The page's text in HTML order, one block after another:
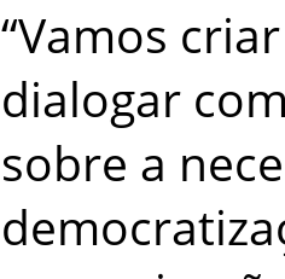
“Vamos
dialogar
sobre a